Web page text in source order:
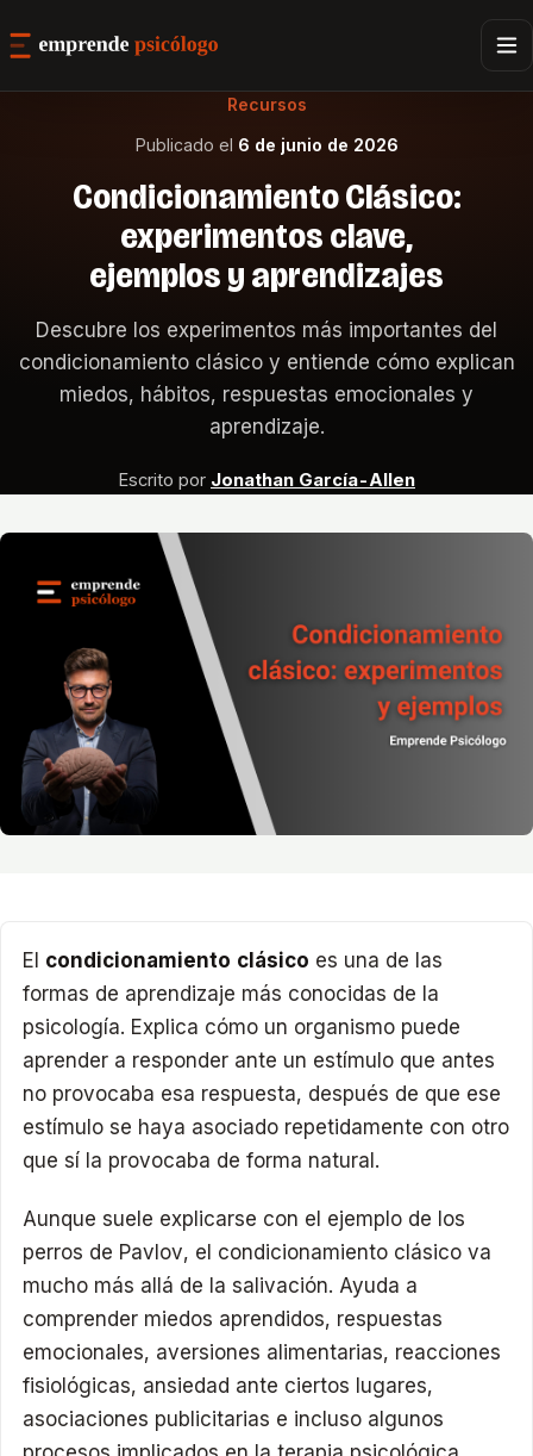
Recursos
Publicado el 6 de junio de 2026
Condicionamiento Clásico:
experimentos clave,
ejemplos y aprendizajes
Descubre los experimentos más importantes del
condicionamiento clásico y entiende cómo explican
miedos, hábitos, respuestas emocionales y
aprendizaje.
Escrito por Jonathan García-Allen
El condicionamiento clásico es una de las
formas de aprendizaje más conocidas de la
psicología. Explica cómo un organismo puede
aprender a responder ante un estímulo que antes
no provocaba esa respuesta, después de que ese
estímulo se haya asociado repetidamente con otro
que sí la provocaba de forma natural.
Aunque suele explicarse con el ejemplo de los
perros de Pavlov, el condicionamiento clásico va
mucho más allá de la salivación. Ayuda a
comprender miedos aprendidos, respuestas
emocionales, aversiones alimentarias, reacciones
fisiológicas, ansiedad ante ciertos lugares,
asociaciones publicitarias e incluso algunos